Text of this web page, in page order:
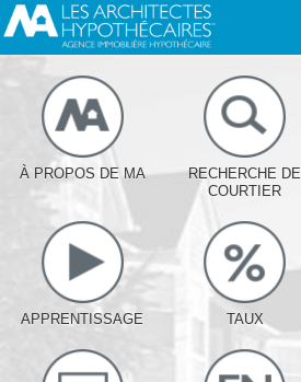
À PROPOS DE MA
RECHERCHE DE
COURTIER
APPRENTISSAGE TAUX